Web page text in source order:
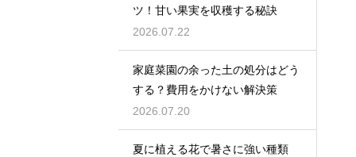
ツ！甘い果実を収穫する秘訣
2026.07.22
家庭菜園の余った土の処分はどう
する？費用をかけない解決策
2026.07.20
夏に植える花で暑さに強い種類